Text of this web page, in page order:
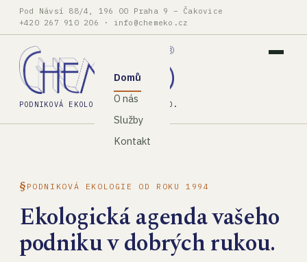
Pod Návsí 88/4, 196 00 Praha 9 – Čakovice
+420 267 910 206 · info@chemeko.cz
PODNIKOVÁ EKOLOGIE, SPOL. S R.O.
Domů
O nás
Služby
Kontakt
PODNIKOVÁ EKOLOGIE OD ROKU 1994
Ekologická agenda vašeho
podniku v dobrých rukou.